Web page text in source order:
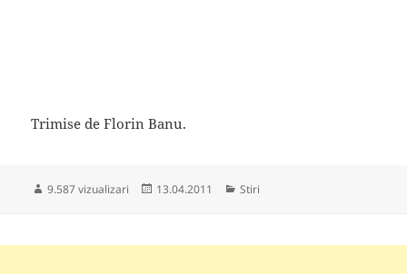
Trimise de Florin Banu.
9.587 vizualizari
Publicat
13.04.2011 Categorii
Stiri